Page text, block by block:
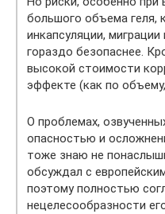
большого объема геля,
инкапсуляции,
гораздо безопаснее.
высокой стоимости
эффекте (как по
О проблемах,
опасностью и
тоже знаю не
обсуждал с
поэтому полностью
нецелесообразности